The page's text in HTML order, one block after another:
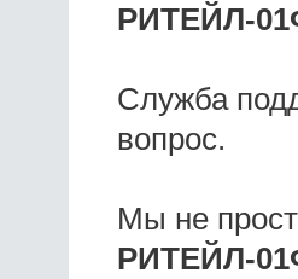
РИТЕЙЛ-
Служба
вопрос.
Мы не
РИТЕЙЛ-